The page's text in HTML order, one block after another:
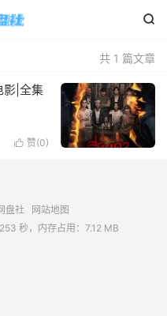

共 1 篇文章
影|全集
 赞(0)
盘社
网站地图
秒，内存占用：7.12 MB